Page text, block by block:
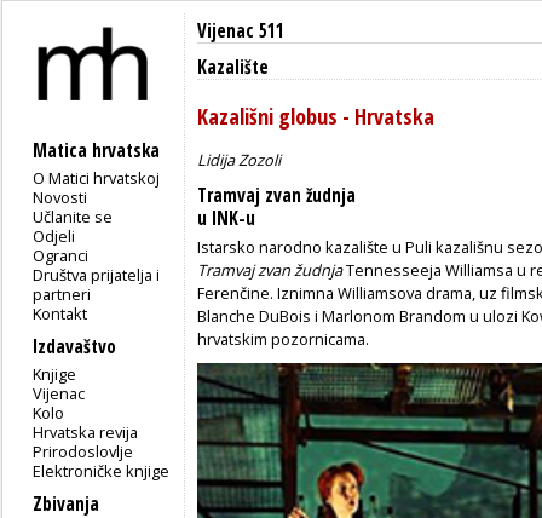
Matica hrvatska
O Matici hrvatskoj
Novosti
Učlanite se
Odjeli
Ogranci
Društva prijatelja i
partneri
Kontakt
Izdavaštvo
Knjige
Vijenac
Kolo
Hrvatska revija
Prirodoslovlje
Elektroničke knjige
Zbivanja
Vijenac 511
Kazalište
Kazališni globus - Hrvatska
Lidija Zozoli
Tramvaj zvan žudnja
u INK-u
Istarsko narodno kazalište u Puli kazališnu
Tramvaj zvan žudnjaTennesseeja Williamsa u
Ferenčine. Iznimna Williamsova drama, uz
Blanche DuBois i Marlonom Brandom u ulozi
hrvatskim pozornicama.